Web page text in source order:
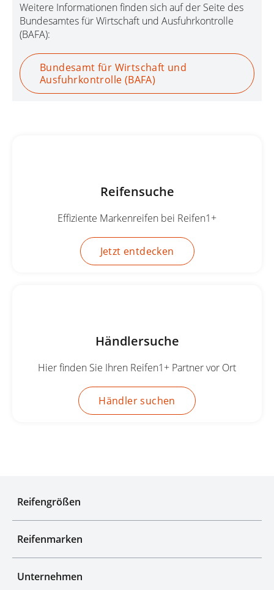
Weitere Informationen finden sich auf der Seite des
Bundesamtes für Wirtschaft und Ausfuhrkontrolle
(BAFA):
Bundesamt für Wirtschaft und
Ausfuhrkontrolle (BAFA)
Reifensuche
Effiziente Markenreifen bei Reifen1+
Jetzt entdecken
Händlersuche
Hier finden Sie Ihren Reifen1+ Partner vor Ort
Händler suchen
Reifengrößen
Reifenmarken
Unternehmen